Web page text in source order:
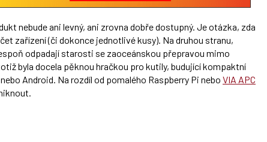
nebude ani levný, ani zrovna dobře dostupný. Je otázka, zda
zařízení (či dokonce jednotlivé kusy). Na druhou stranu,
odpadají starosti se zaoceánskou přepravou mimo
byla docela pěknou hračkou pro kutily, budující kompaktní
Android. Na rozdíl od pomalého Raspberry Pi nebo VIA APC